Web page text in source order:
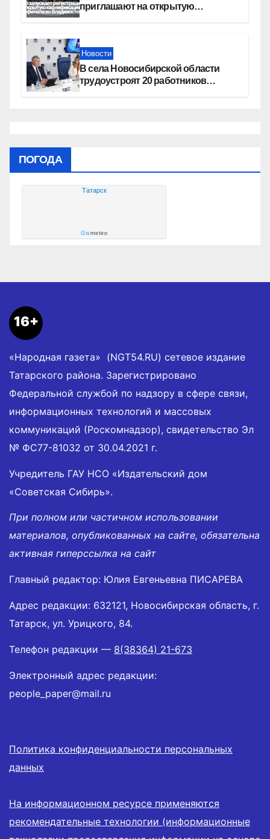
приглашают на открытую
Новости
В села Новосибирской области
трудоустроят 20 работников
ПОГОДА
Татарск
Gismeteo
16+
«Народная газета» (NGT54.RU) сетевое издание
Татарского района. Зарегистрировано
Федеральной службой по надзору в сфере связи,
информационных технологий и массовых
коммуникаций (Роскомнадзор), свидетельство Эл
№ ФС77-81032 от 30.04.2021 г.
Учредитель ГАУ НСО «Издательский дом
«Советская Сибирь».
При полном или частичном использовании
материалов, опубликованных на сайте, обязательна
активная гиперссылка на сайт
Главный редактор: Юлия Евгеньевна ПИСАРЕВА
Адрес редакции: 632121, Новосибирская область, г.
Татарск, ул. Урицкого, 84.
Телефон редакции — 8(38364) 21-673
Электронный адрес редакции:
people_paper@mail.ru
Политика конфиденциальности персональных
данных
На информационном ресурсе применяются
рекомендательные технологии (информационные